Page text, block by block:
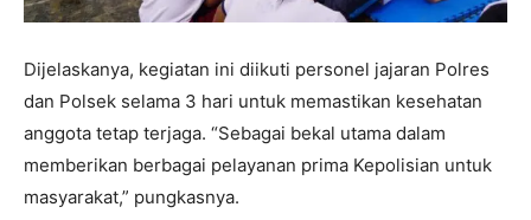
Dijelaskanya, kegiatan ini diikuti personel jajaran Polres
dan Polsek selama 3 hari untuk memastikan kesehatan
anggota tetap terjaga. “Sebagai bekal utama dalam
memberikan berbagai pelayanan prima Kepolisian untuk
masyarakat,” pungkasnya.